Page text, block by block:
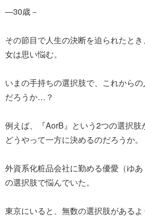
―30歳－
その節目で人生の決断を迫られたと
女は思い悩む。
いまの手持ちの選択肢で、これから
だろうか…？
例えば、『AorB』という2つの選択肢
どうやって一方に決めるのだろうか。
外資系化粧品会社に勤める優愛（ゆ
の選択肢で悩んでいた。
東京にいると、無数の選択肢がある